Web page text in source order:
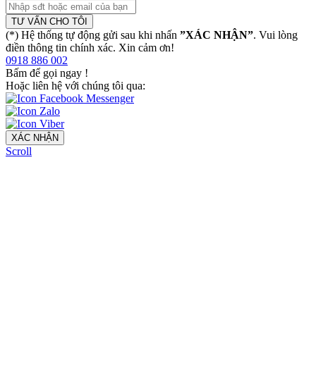
TƯ VẤN CHO TÔI
(*) Hệ thống tự động gửi sau khi nhấn ”XÁC NHẬN”. Vui lòng
điền thông tin chính xác. Xin cảm ơn!
0918 886 002
Bấm để gọi ngay !
Hoặc liên hệ với chúng tôi qua:
XÁC NHẬN
Scroll